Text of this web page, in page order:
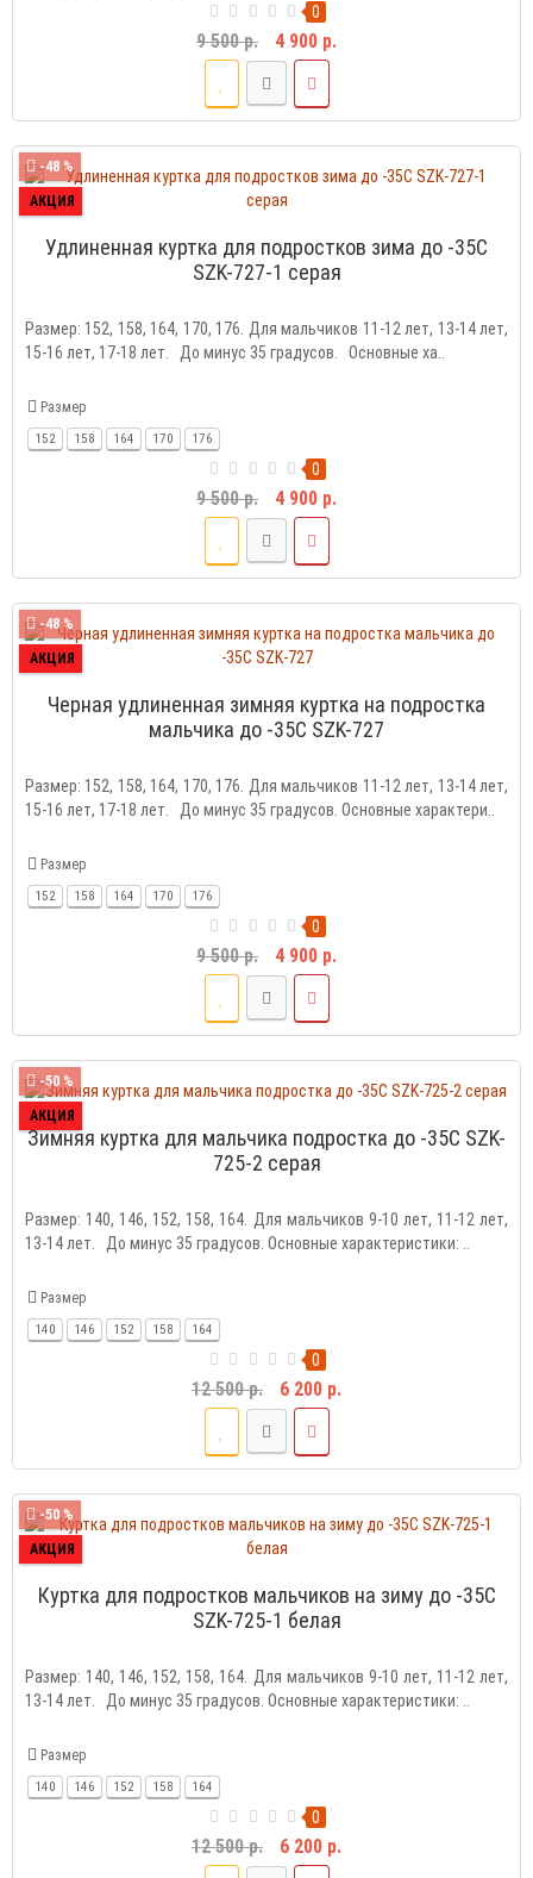
0
9 500 р. 4 900 р.
-48 %
АКЦИЯ
Удлиненная куртка для подростков зима до -35C
SZK-727-1 серая
Размер: 152, 158, 164, 170, 176. Для мальчиков 11-12 лет, 13-14 лет,
15-16 лет, 17-18 лет. До минус 35 градусов. Основные ха..
Размер
152 158 164 170 176
0
9 500 р. 4 900 р.
-48 %
АКЦИЯ
Черная удлиненная зимняя куртка на подростка
мальчика до -35C SZK-727
Размер: 152, 158, 164, 170, 176. Для мальчиков 11-12 лет, 13-14 лет,
15-16 лет, 17-18 лет. До минус 35 градусов. Основные характери..
Размер
152 158 164 170 176
0
9 500 р. 4 900 р.
-50 %
АКЦИЯ
Зимняя куртка для мальчика подростка до -35C SZK-
725-2 серая
Размер: 140, 146, 152, 158, 164. Для мальчиков 9-10 лет, 11-12 лет,
13-14 лет. До минус 35 градусов. Основные характеристики: ..
Размер
140 146 152 158 164
0
12 500 р. 6 200 р.
-50 %
АКЦИЯ
Куртка для подростков мальчиков на зиму до -35C
SZK-725-1 белая
Размер: 140, 146, 152, 158, 164. Для мальчиков 9-10 лет, 11-12 лет,
13-14 лет. До минус 35 градусов. Основные характеристики: ..
Размер
140 146 152 158 164
0
12 500 р. 6 200 р.